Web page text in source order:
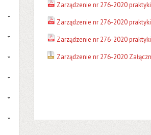
Zarządzenie nr 276-2020
Zarządzenie nr 276-2020
Zarządzenie nr 276-2020
Zarządzenie nr 276-2020